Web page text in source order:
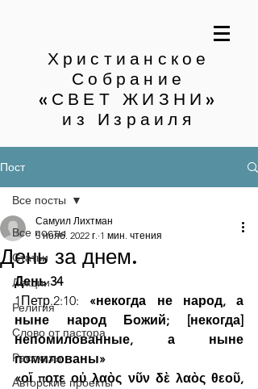
Христианское
Собрание
«СВЕТ ЖИЗНИ»
из Израиля
Пост
Все посты
Статьи
Лекции
Религия
Слово от пастора
Рассказы
Авторские проекты
Все посты
День за днем.
Самуил Лихтман
5 нояб. 2022 г. 1 мин. чтения
День 34
1Петр.2:10: «некогда не народ, а
ныне народ Божий; [некогда]
непомилованные, а ныне
помилованы»
«οἵ ποτε οὐ λαὸς νῦν δὲ λαὸς θεοῦ,